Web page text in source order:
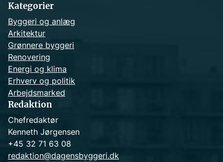
Kategorier
Byggeri og anlæg
Arkitektur
Grønnere byggeri
Renovering
Energi og klima
Erhverv og politik
Arbejdsmarked
Redaktion
Chefredaktør
Kenneth Jørgensen
+45 32 71 63 08
redaktion@dagensbyggeri.dk